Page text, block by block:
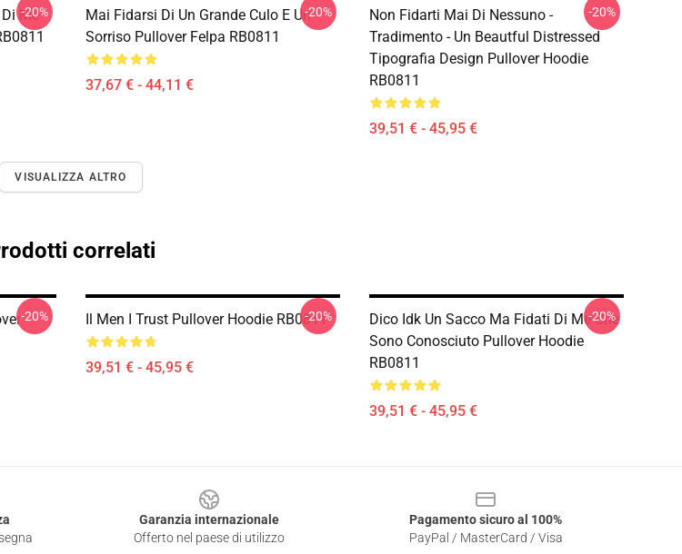
Me
-20%
Mai Fidarsi Di Un Grande Culo E Un
Sorriso Pullover Felpa RB0811
37,67 € - 44,11 €
-20%
Non Fidarti Mai Di Nessuno -
Tradimento - Un Beautful Distressed
Tipografia Design Pullover Hoodie
RB0811
39,51 € - 45,95 €
-20%
VISUALIZZA ALTRO
correlati
-20% Il Men I Trust Pullover Hoodie RB0811
39,51 € - 45,95 €
-20%
Dico Idk Un Sacco Ma Fidati Di Me Che
Sono Conosciuto Pullover Hoodie
RB0811
39,51 € - 45,95 €
-20%
Garanzia internazionale
Offerto nel paese di utilizzo
Pagamento sicuro al 100%
PayPal / MasterCard / Visa